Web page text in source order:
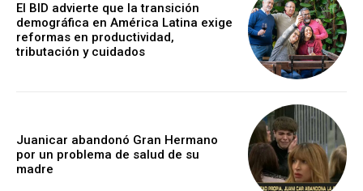
El BID advierte que la transición
demográfica en América Latina exige
reformas en productividad,
tributación y cuidados
Juanicar abandonó Gran Hermano
por un problema de salud de su
madre